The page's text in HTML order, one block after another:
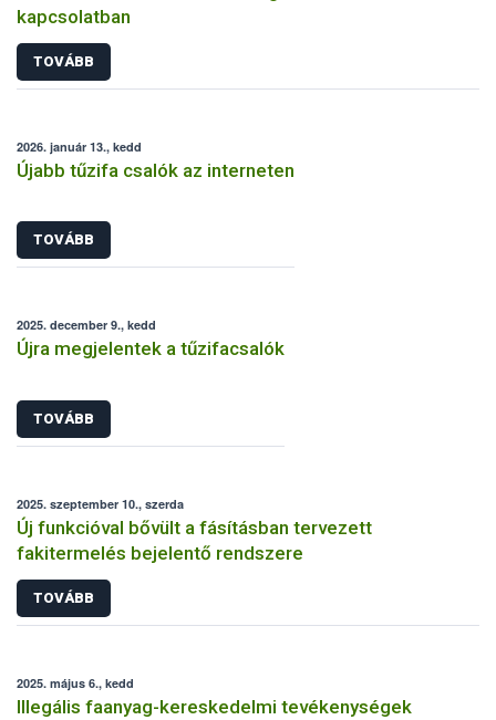
kapcsolatban
TOVÁBB
2026. január 13., kedd
Újabb tűzifa csalók az interneten
TOVÁBB
2025. december 9., kedd
Újra megjelentek a tűzifacsalók
TOVÁBB
2025. szeptember 10., szerda
Új funkcióval bővült a fásításban tervezett
fakitermelés bejelentő rendszere
TOVÁBB
2025. május 6., kedd
Illegális faanyag-kereskedelmi tevékenységek